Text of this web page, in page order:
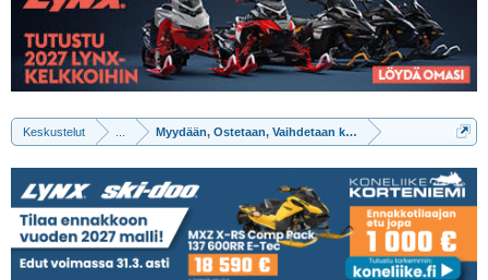
Keskustelut ... Myydään, Ostetaan, Vaihdetaan kaikki muu